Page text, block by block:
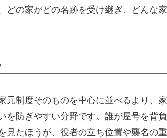
どの家がどの名跡を受け継ぎ、どんな家
元制度そのものを中心に並べるより、家
を防ぎやすい分野です。誰が屋号を背負
見たほうが、役者の立ち位置や襲名の重